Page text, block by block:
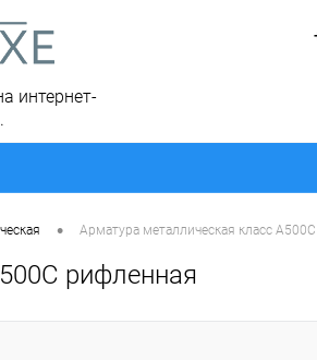
интернет-
• Арматура металлическая класс
рифленная